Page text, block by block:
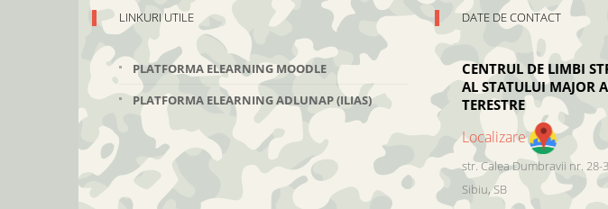
LINKURI UTILE
PLATFORMA ELEARNING MOODLE
PLATFORMA ELEARNING ADLUNAP (ILIAS)
DATE DE CONTACT
CENTRUL DE LIMBI
AL STATULUI MAJOR
TERESTRE
Localizare
str. Calea Dumbravii nr. 28-
Sibiu, SB